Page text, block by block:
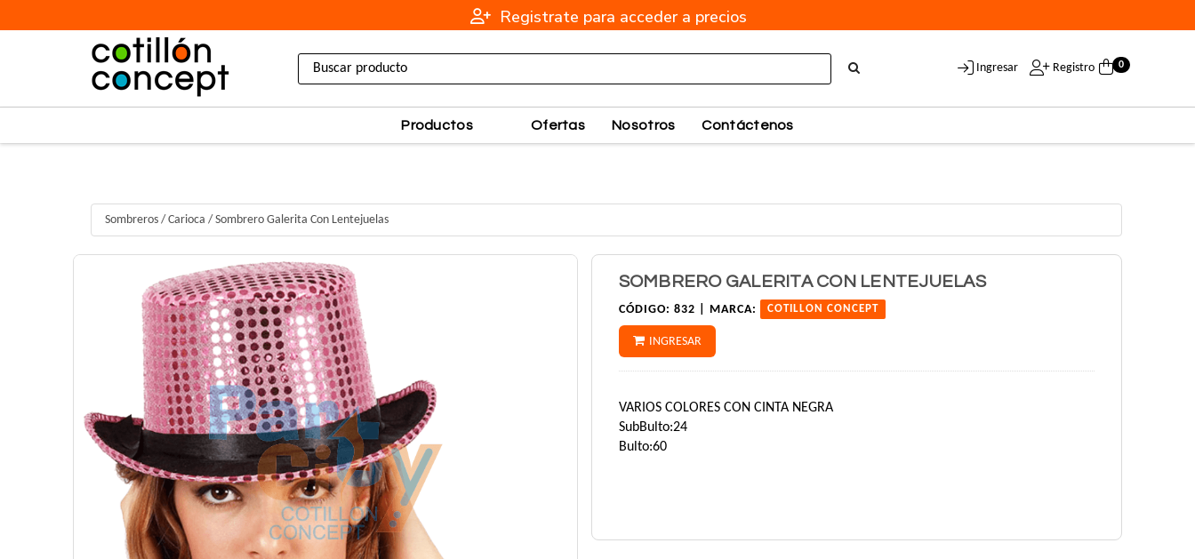
Registrate para acceder a precios
Ingresar Registro 0
Productos Ofertas Nosotros Contáctenos
Sombreros /Carioca / Sombrero Galerita Con Lentejuelas
SOMBRERO GALERITA CON LENTEJUELAS
CÓDIGO: 832 | MARCA: COTILLON CONCEPT
INGRESAR
VARIOS COLORES CON CINTA NEGRA
SubBulto:24
Bulto:60